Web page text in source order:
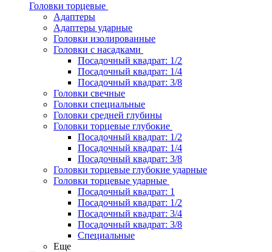
Головки торцевые
Адаптеры
Адаптеры ударные
Головки изолированные
Головки с насадками
Посадочный квадрат: 1/2
Посадочный квадрат: 1/4
Посадочный квадрат: 3/8
Головки свечные
Головки специальные
Головки средней глубины
Головки торцевые глубокие
Посадочный квадрат: 1/2
Посадочный квадрат: 1/4
Посадочный квадрат: 3/8
Головки торцевые глубокие ударные
Головки торцевые ударные
Посадочный квадрат: 1
Посадочный квадрат: 1/2
Посадочный квадрат: 3/4
Посадочный квадрат: 3/8
Специальные
Еще